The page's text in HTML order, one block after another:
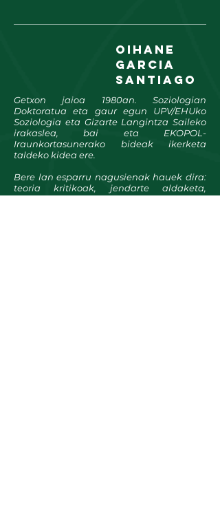
oihane
garcia
Santiago
Getxon jaioa 1980an. Soziologian
Doktoratua eta gaur egun UPV/EHUko
Soziologia eta Gizarte Langintza Saileko
irakaslea, bai eta EKOPOL-
Iraunkortasunerako bideak ikerketa
taldeko kidea ere.
Bere lan esparru nagusienak hauek dira:
teoria kritikoak, jendarte aldaketa,
hezkuntza ekosoziala eta trantsizio